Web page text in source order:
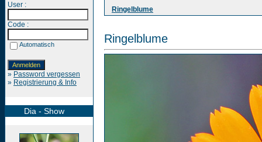
User :
Code :
Automatisch
» Password vergessen
» Registrierung & Info
Dia - Show
Ringelblume
Ringelblume